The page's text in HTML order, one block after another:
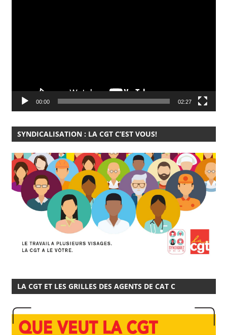
00:00 02:27
SYNDICALISATION : LA CGT C’EST VOUS!
LA CGT ET LES GRILLES DES AGENTS DE CAT C